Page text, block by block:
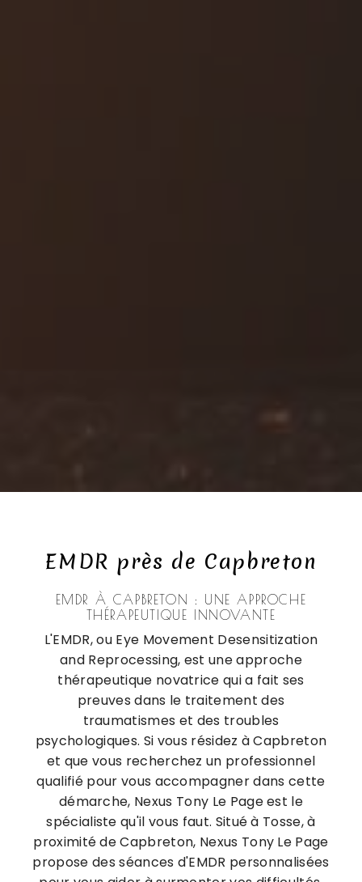
EMDR près de Capbreton
EMDR À CAPBRETON : UNE APPROCHE
THÉRAPEUTIQUE INNOVANTE
L'EMDR, ou Eye Movement Desensitization
and Reprocessing, est une approche
thérapeutique novatrice qui a fait ses
preuves dans le traitement des
traumatismes et des troubles
psychologiques. Si vous résidez à Capbreton
et que vous recherchez un professionnel
qualifié pour vous accompagner dans cette
démarche, Nexus Tony Le Page est le
spécialiste qu'il vous faut. Situé à Tosse, à
proximité de Capbreton, Nexus Tony Le Page
propose des séances d'EMDR personnalisées